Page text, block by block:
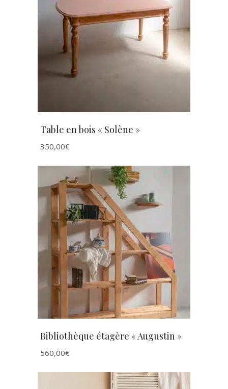
AJOUTER AU PANIER
Table en bois « Solène »
350,00€
AJOUTER AU PANIER
Bibliothèque étagère « Augustin »
560,00€